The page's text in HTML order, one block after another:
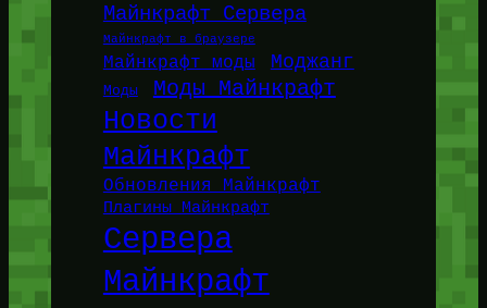
Майнкрафт Сервера
Майнкрафт в браузере
Майнкрафт моды Моджанг
Моды Моды Майнкрафт
Новости
Майнкрафт
Обновления Майнкрафт
Плагины Майнкрафт
Сервера
Майнкрафт